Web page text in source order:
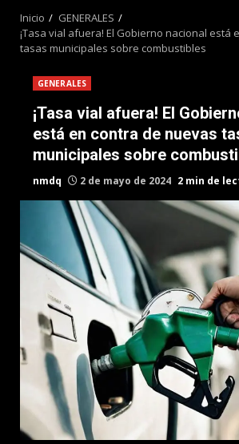
Inicio
GENERALES
¡Tasa vial afuera! El Gobierno nacional está
tasas municipales sobre combustibles
GENERALES
¡Tasa vial afuera! El
está en contra de nuevas
municipales sobre
nmdq 2 de mayo de 2024 2 min de